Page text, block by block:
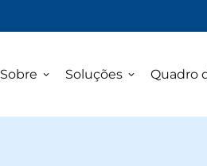
Sobre Soluções Quadro